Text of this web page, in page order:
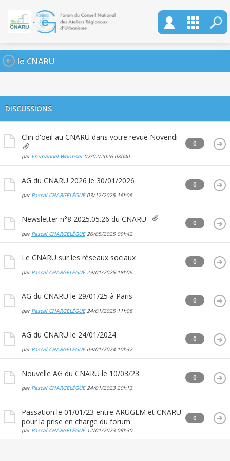
le CNARU
DISCUSSIONS
Clin d'oeil au CNARU dans votre revue Novendi
par Emmanuel Wormser02/02/2026 08h40
0
AG du CNARU 2026 le 30/01/2026
par Pascal CHARGELÈGUE03/12/2025 16h06
0
Newsletter n°8 2025.05.26 du CNARU
par Pascal CHARGELÈGUE26/05/2025 09h42
0
Le CNARU sur les réseaux sociaux
par Pascal CHARGELÈGUE29/01/2025 18h06
0
AG du CNARU le 29/01/25 à Paris
par Pascal CHARGELÈGUE24/01/2025 11h08
0
AG du CNARU le 24/01/2024
par Pascal CHARGELÈGUE09/01/2024 10h32
0
Nouvelle AG du CNARU le 10/03/23
par Pascal CHARGELÈGUE24/01/2023 20h13
0
Passation le 01/01/23 entre ARUGEM et CNARU
pour la prise en charge du forum
par Pascal CHARGELÈGUE12/01/2023 09h30
0